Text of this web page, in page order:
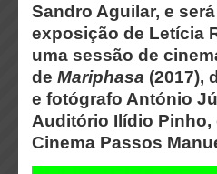
Sandro Aguilar, e
exposição de Letícia
uma sessão de
de Mariphasa (2017),
e fotógrafo António
Auditório Ilídio Pinho,
Cinema Passos